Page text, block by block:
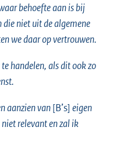
behoefte aan is bij
die niet uit de algemene
we daar op vertrouwen.
handelen, als dit ook zo
aanzien van[B’s] eigen
relevant en zal ik